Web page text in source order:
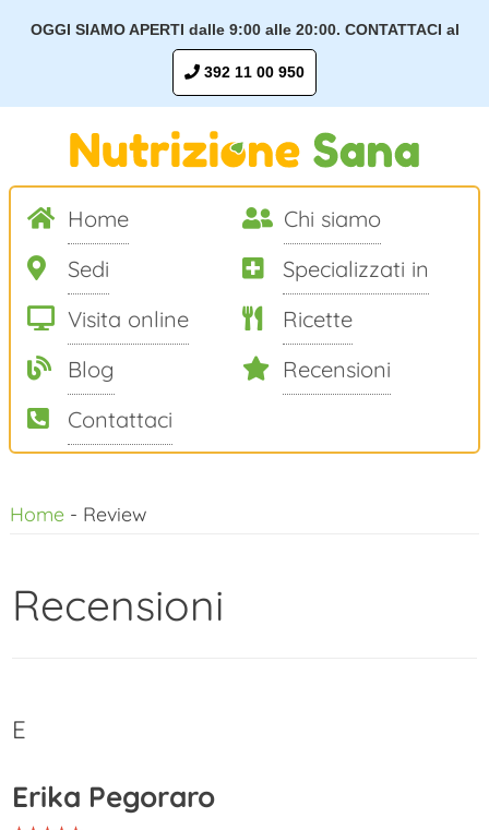
OGGI SIAMO APERTI dalle 9:00 alle 20:00. CONTATTACI al
392 11 00 950
Home
Chi siamo
Sedi
Specializzati in
Visita online
Ricette
Blog
Recensioni
Contattaci
alHome- Review
Recensioni
E
Erika Pegoraro